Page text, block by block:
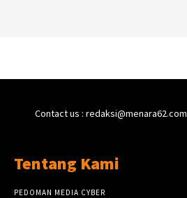
Contact us : redaksi@menara62.com
Tentang Kami
PEDOMAN MEDIA CYBER